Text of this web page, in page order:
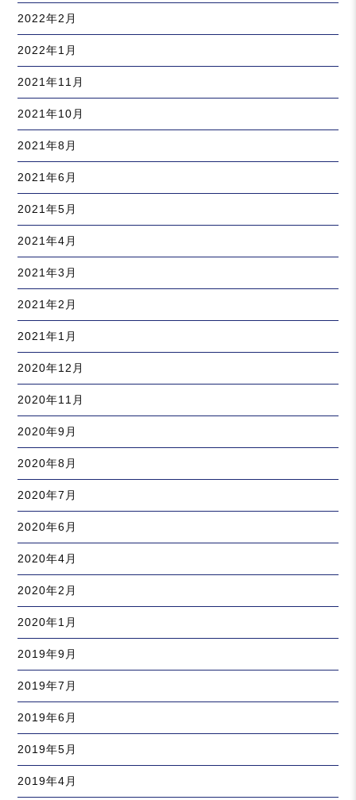
2022年2月
2022年1月
2021年11月
2021年10月
2021年8月
2021年6月
2021年5月
2021年4月
2021年3月
2021年2月
2021年1月
2020年12月
2020年11月
2020年9月
2020年8月
2020年7月
2020年6月
2020年4月
2020年2月
2020年1月
2019年9月
2019年7月
2019年6月
2019年5月
2019年4月